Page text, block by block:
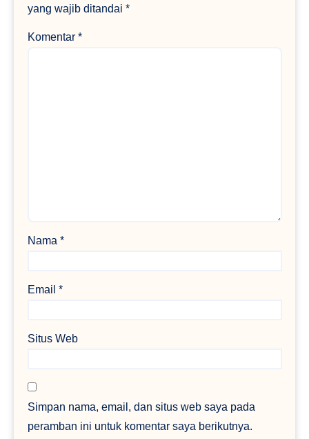
yang wajib ditandai *
Komentar *
Nama *
Email *
Situs Web
Simpan nama, email, dan situs web saya pada
peramban ini untuk komentar saya berikutnya.